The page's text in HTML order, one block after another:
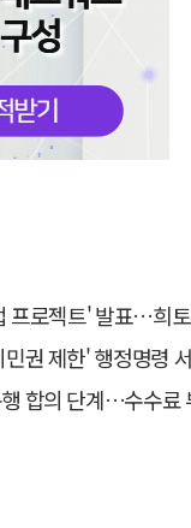
젝트' 발표…희토류 탈중
권 제한' 행정명령
합의 단계…수수료